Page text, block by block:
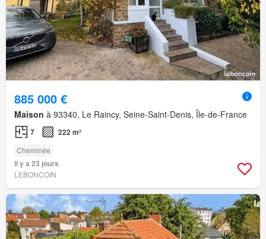
885 000 €
Maison à 93340, Le Raincy, Seine-Saint-Denis, Île-de-France
7 222 m²
Cheminée
Il y a 23 jours
LEBONCOIN